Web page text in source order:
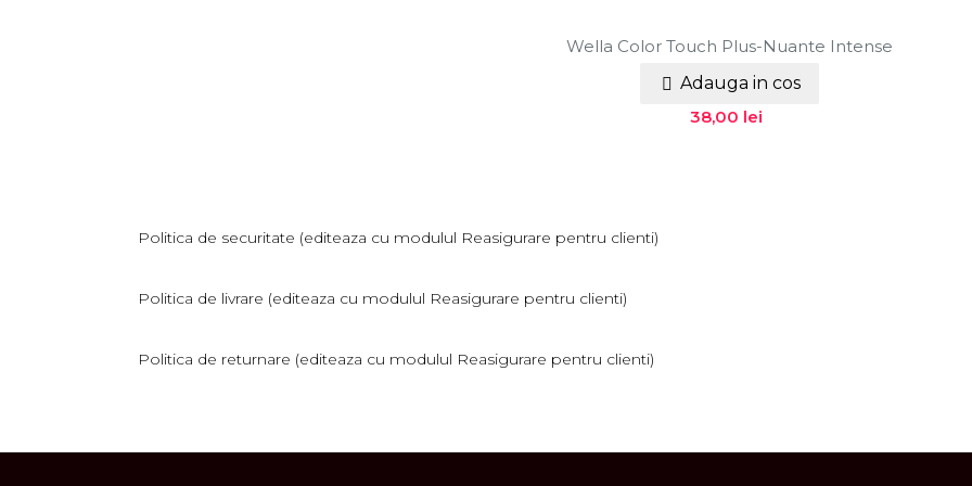
Wella Color Touch Plus-Nuante Intense
 Adauga in cos
Pret
38,00 lei
Politica de securitate (editeaza cu modulul Reasigurare pentru clienti)
Politica de livrare (editeaza cu modulul Reasigurare pentru clienti)
Politica de returnare (editeaza cu modulul Reasigurare pentru clienti)